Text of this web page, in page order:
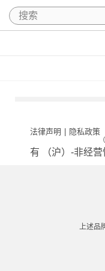
法律声明 | 隐私政策
有 （沪）-非经
上述品